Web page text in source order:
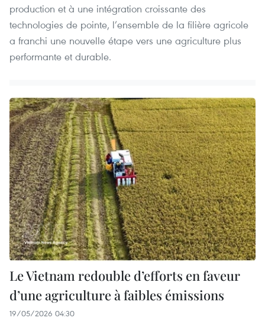
production et à une intégration croissante des
technologies de pointe, l’ensemble de la filière agricole
a franchi une nouvelle étape vers une agriculture plus
performante et durable.
Le Vietnam redouble d’efforts en faveur
d’une agriculture à faibles émissions
19/05/2026 04:30